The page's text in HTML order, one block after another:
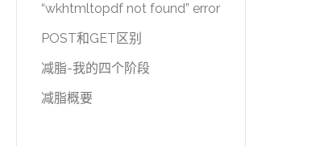
“wkhtmltopdf not found” error
POST和GET区别
减脂-我的四个阶段
减脂概要